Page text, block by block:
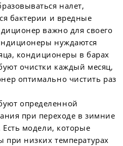
налет,
бактерии и вредные
важно для своего
нуждаются
кондиционеры в барах
очистки каждый месяц,
оптимально чистить раз
определенной
при переходе в зимние
Есть модели, которые
при низких температурах